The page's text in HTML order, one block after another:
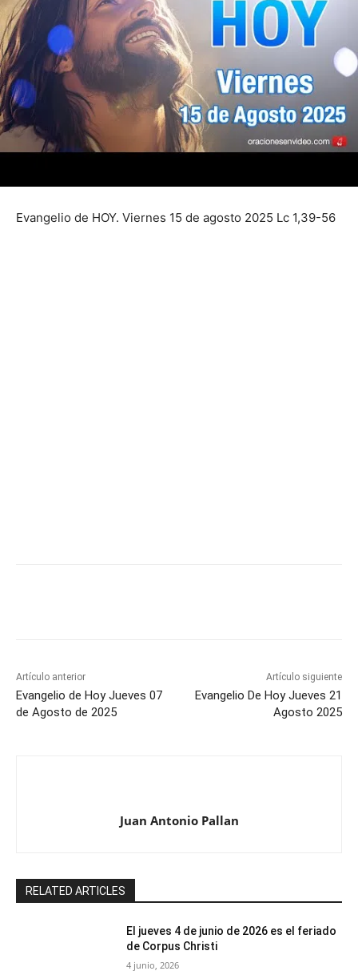
Evangelio de HOY. Viernes 15 de agosto 2025 Lc 1,39-56
Artículo anterior
Evangelio de Hoy Jueves 07
de Agosto de 2025
Artículo siguiente
Evangelio De Hoy Jueves 21
Agosto 2025
Juan Antonio Pallan
RELATED ARTICLES
El jueves 4 de junio de 2026 es el feriado
de Corpus Christi
4 junio, 2026